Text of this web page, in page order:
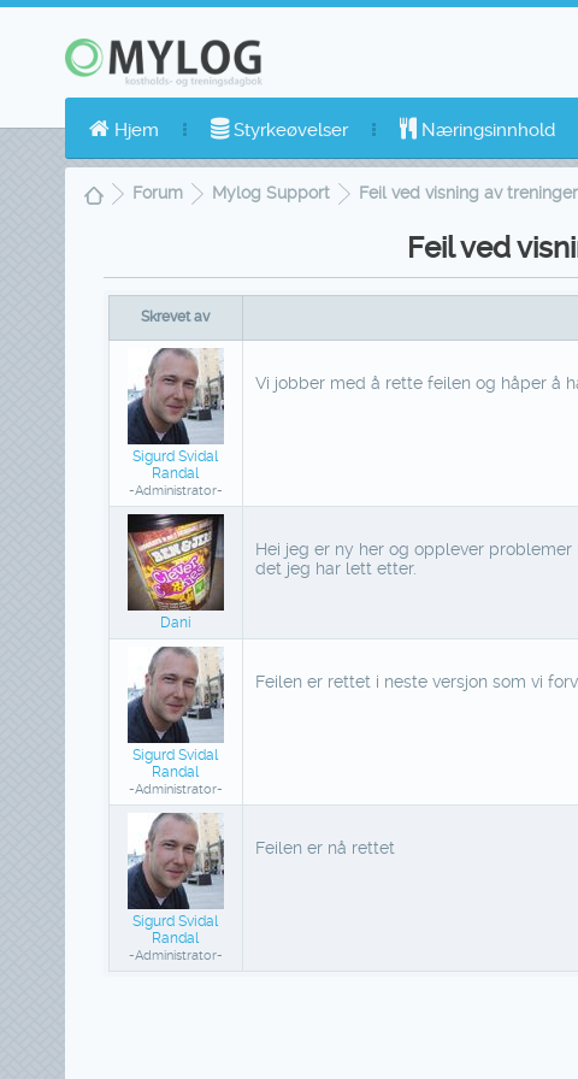
Hjem Styrkeøvelser Næringsinnhold
Forum Mylog Support Feil ved visning av treninger
Feil ved
Skrevet av
Sigurd Svidal
Randal
-Administrator-
Vi jobber med å rette feilen og håper å
Dani
Hei jeg er ny her og opplever
det jeg har lett etter.
Sigurd Svidal
Randal
-Administrator-
Feilen er rettet i neste versjon som vi
Sigurd Svidal
Randal
-Administrator-
Feilen er nå rettet